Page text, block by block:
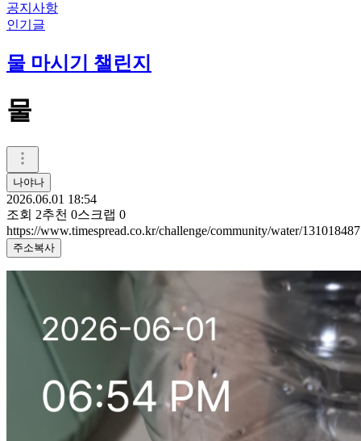
공지사항
인기글
물 마시기 챌린지
물
나야나
2026.06.01 18:54
조회 2추천 0스크랩 0
https://www.timespread.co.kr/challenge/community/water/131018487
주소복사